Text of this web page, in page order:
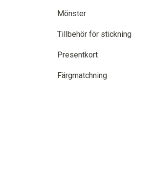
Mönster
Tillbehör för stickning
Presentkort
Färgmatchning